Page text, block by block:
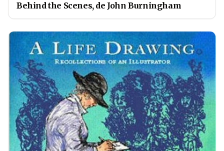
Behind the Scenes, de John Burningham